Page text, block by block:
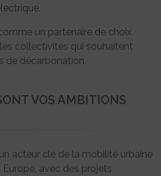
un partenaire de choix
collectivités qui souhaitent
de décarbonation.
VOS AMBITIONS
acteur clé de la mobilité urbaine
avec des projets